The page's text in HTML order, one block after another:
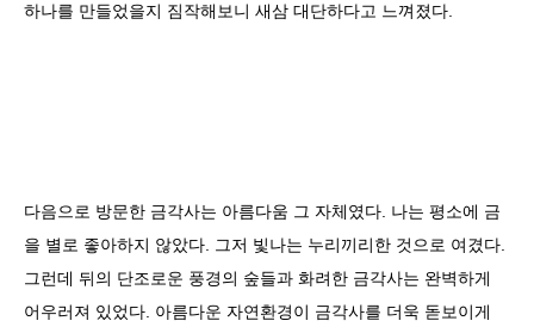
하나를 만들었을지 짐작해보니 새삼 대단하다고 느껴졌다.
다음으로 방문한 금각사는 아름다움 그 자체였다. 나는 평소에 금
을 별로 좋아하지 않았다. 그저 빛나는 누리끼리한 것으로 여겼다.
그런데 뒤의 단조로운 풍경의 숲들과 화려한 금각사는 완벽하게
어우러져 있었다. 아름다운 자연환경이 금각사를 더욱 돋보이게